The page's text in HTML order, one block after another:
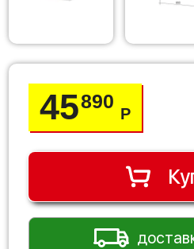
45890
Р